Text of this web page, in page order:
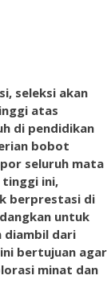
seleksi akan
atas
di pendidikan
bobot
seluruh mata
tinggi ini,
berprestasi di
untuk
diambil dari
bertujuan agar
minat dan